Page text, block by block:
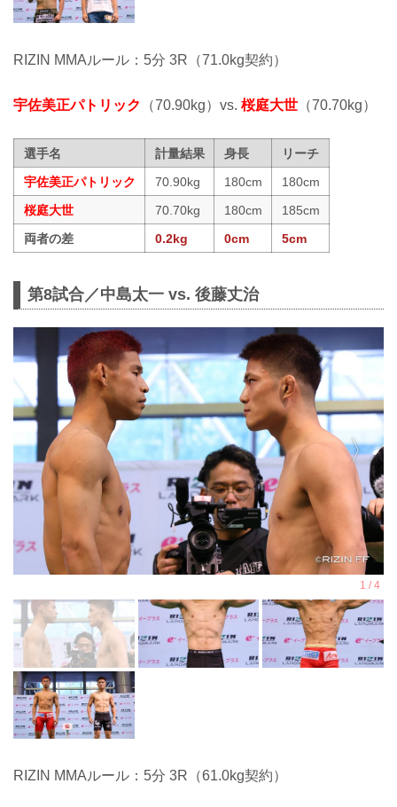
RIZIN MMAルール：5分 3R（71.0kg契約）
宇佐美正パトリック （70.90kg）vs. 桜庭大世 （70.70kg）
選手名 計量結果 身長
リーチ
宇佐美正パトリック
70.90kg 180cm
180cm
桜庭大世
70.70kg 180cm
185cm
両者の差
0.2kg 0cm 5cm
第8試合／中島太一 vs. 後藤丈治
RIZIN MMAルール：5分 3R（61.0kg契約）